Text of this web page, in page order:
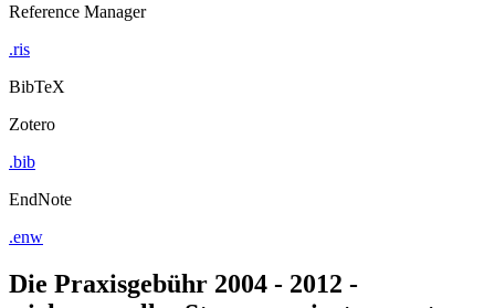
Reference Manager
.ris
BibTeX
Zotero
.bib
EndNote
.enw
Die Praxisgebühr 2004 - 2012 -